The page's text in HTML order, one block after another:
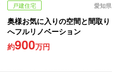
戸建住宅 愛知県
奥様お気に入りの空間と間取り
へフルリノベーション
約900万円